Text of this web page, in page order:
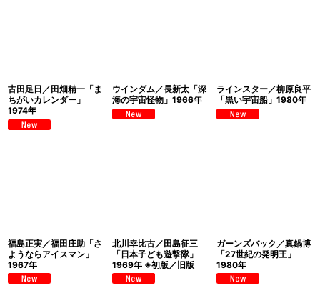
古田足日／田畑精一「ま
ちがいカレンダー」
1974年
ウインダム／長新太「深
海の宇宙怪物」1966年
ラインスター／柳原良平
「黒い宇宙船」1980年
福島正実／福田庄助「さ
ようならアイスマン」
1967年
北川幸比古／田島征三
「日本子ども遊撃隊」
1969年 ※初版／旧版
ガーンズバック／真鍋博
「27世紀の発明王」
1980年